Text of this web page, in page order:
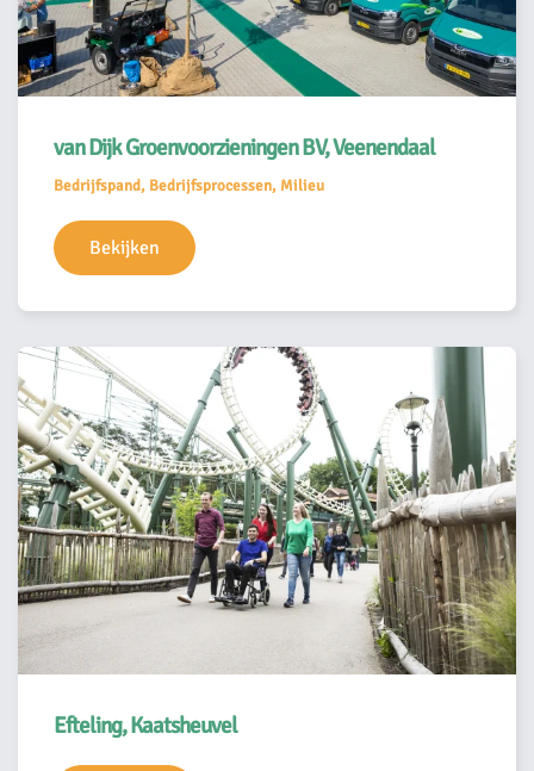
van Dijk Groenvoorzieningen BV, Veenendaal
Bedrijfspand, Bedrijfsprocessen, Milieu
Bekijken
Efteling, Kaatsheuvel